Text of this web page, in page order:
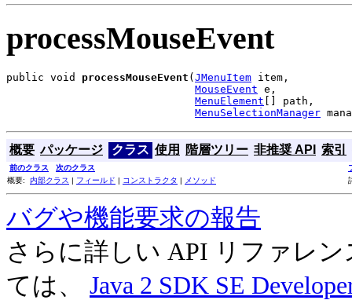
processMouseEvent
public void processMouseEvent ( JMenuItem item,
MouseEvent e,
MenuElement [] path,
MenuSelectionManager
概要 パッケージ クラス 使用 階層ツリー 非推奨 API 索引
前のクラス 次のクラス
概要: 内部クラス | フィールド | コンストラクタ | メソッド
バグや機能要求の報告
さらに詳しい API リファレ
ては、 Java 2 SDK SE